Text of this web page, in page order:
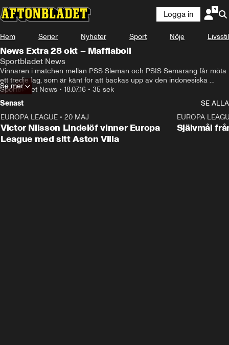
Logga in
Hem Serier Nyheter Sport Nöje Livsstil
News Extra 28 okt – Maffiaboll
Sportbladet News
Vinnaren i matchen mellan PSS Sleman och PSIS Semarang får möta
ett tredje lag, som är känt för att backas upp av den indonesiska
maffian. Resultatet? 3-2 till PSS, varav SAMTLIGA mål är självmål.
Sportbladet News • 18.07.16 • 35 sek
Se mer
Senast
SE ALLA
EUROPA LEAGUE • 20 MAJ
Victor Nilsson Lindelöf vinner Europa
League med sitt Aston Villa
EUROPA
Självmål